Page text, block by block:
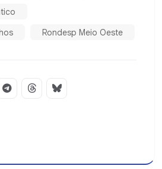
Rondesp Meio Oeste